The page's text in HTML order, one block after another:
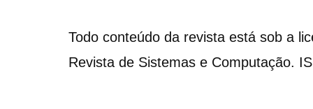
Todo conteúdo da revista está sob a
Revista de Sistemas e Computação.